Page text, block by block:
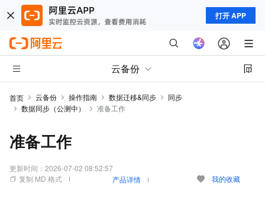
打开 APP
云备份
首页 云备份 操作指南 数据迁移&同步
同步
数据同步（公测中）
准备工作
准备工作
更新时间： 2026-07-02 08:52:57
复制 MD 格式
产品详情 我的收藏